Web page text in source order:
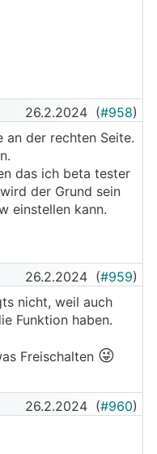
26.2.2024 (#958)
an der rechten Seite.
das ich beta tester
der Grund sein
einstellen kann.
26.2.2024 (#959)
nicht, weil auch
Funktion haben.
Freischalten 😜
26.2.2024 (#960)